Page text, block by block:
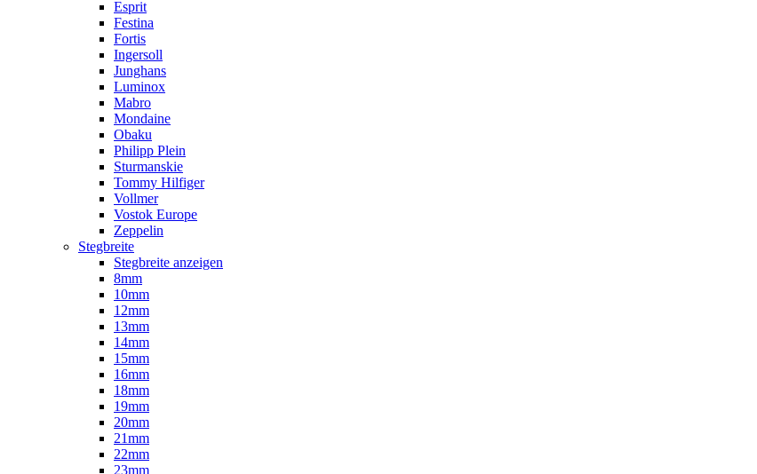
Esprit
Festina
Fortis
Ingersoll
Junghans
Luminox
Mabro
Mondaine
Obaku
Philipp Plein
Sturmanskie
Tommy Hilfiger
Vollmer
Vostok Europe
Zeppelin
Stegbreite
Stegbreite anzeigen
8mm
10mm
12mm
13mm
14mm
15mm
16mm
18mm
19mm
20mm
21mm
22mm
23mm